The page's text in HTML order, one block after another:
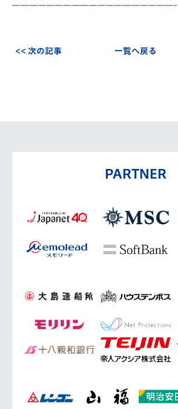
———————————————————–
<< 次の記事 一覧へ戻る
PARTNER